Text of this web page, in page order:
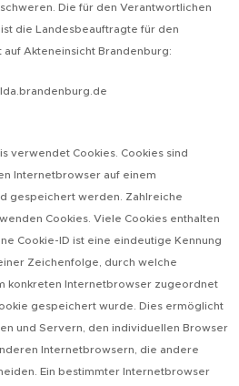
Die für den Verantwortlichen
die Landesbeauftragte für den
auf Akteneinsicht Brandenburg:
verwendet Cookies. Cookies sind
Internetbrowser auf einem
gespeichert werden. Zahlreiche
Cookies. Viele Cookies enthalten
Cookie-ID ist eine eindeutige Kennung
Zeichenfolge, durch welche
konkreten Internetbrowser zugeordnet
gespeichert wurde. Dies ermöglicht
und Servern, den individuellen Browser
Internetbrowsern, die andere
Ein bestimmter Internetbrowser